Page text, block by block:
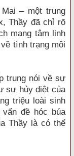
– một trung
Thầy đã chỉ rõ
mạng tâm linh
tình trạng môi
trung nói về sự
sự hủy diệt của
triệu loài sinh
đề hóc búa
Thầy là có thể